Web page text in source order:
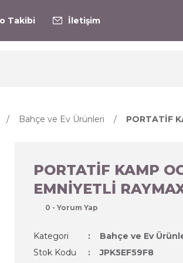
Takibi İletişim
Bahçe ve Ev Ürünleri PORTATİF
PORTATİF KAMP
EMNİYETLİ
0 - Yorum Yap
Kategori
Bahçe ve Ev
Stok Kodu
JPK5EF59F8